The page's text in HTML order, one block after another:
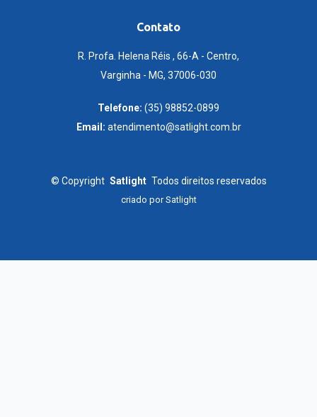
Contato
R. Profa. Helena Réis , 66-A - Centro,
Varginha - MG, 37006-030
Telefone: (35) 98852-0899
Email: atendimento@satlight.com.br
© Copyright Satlight Todos direitos reservados
criado porSatlight